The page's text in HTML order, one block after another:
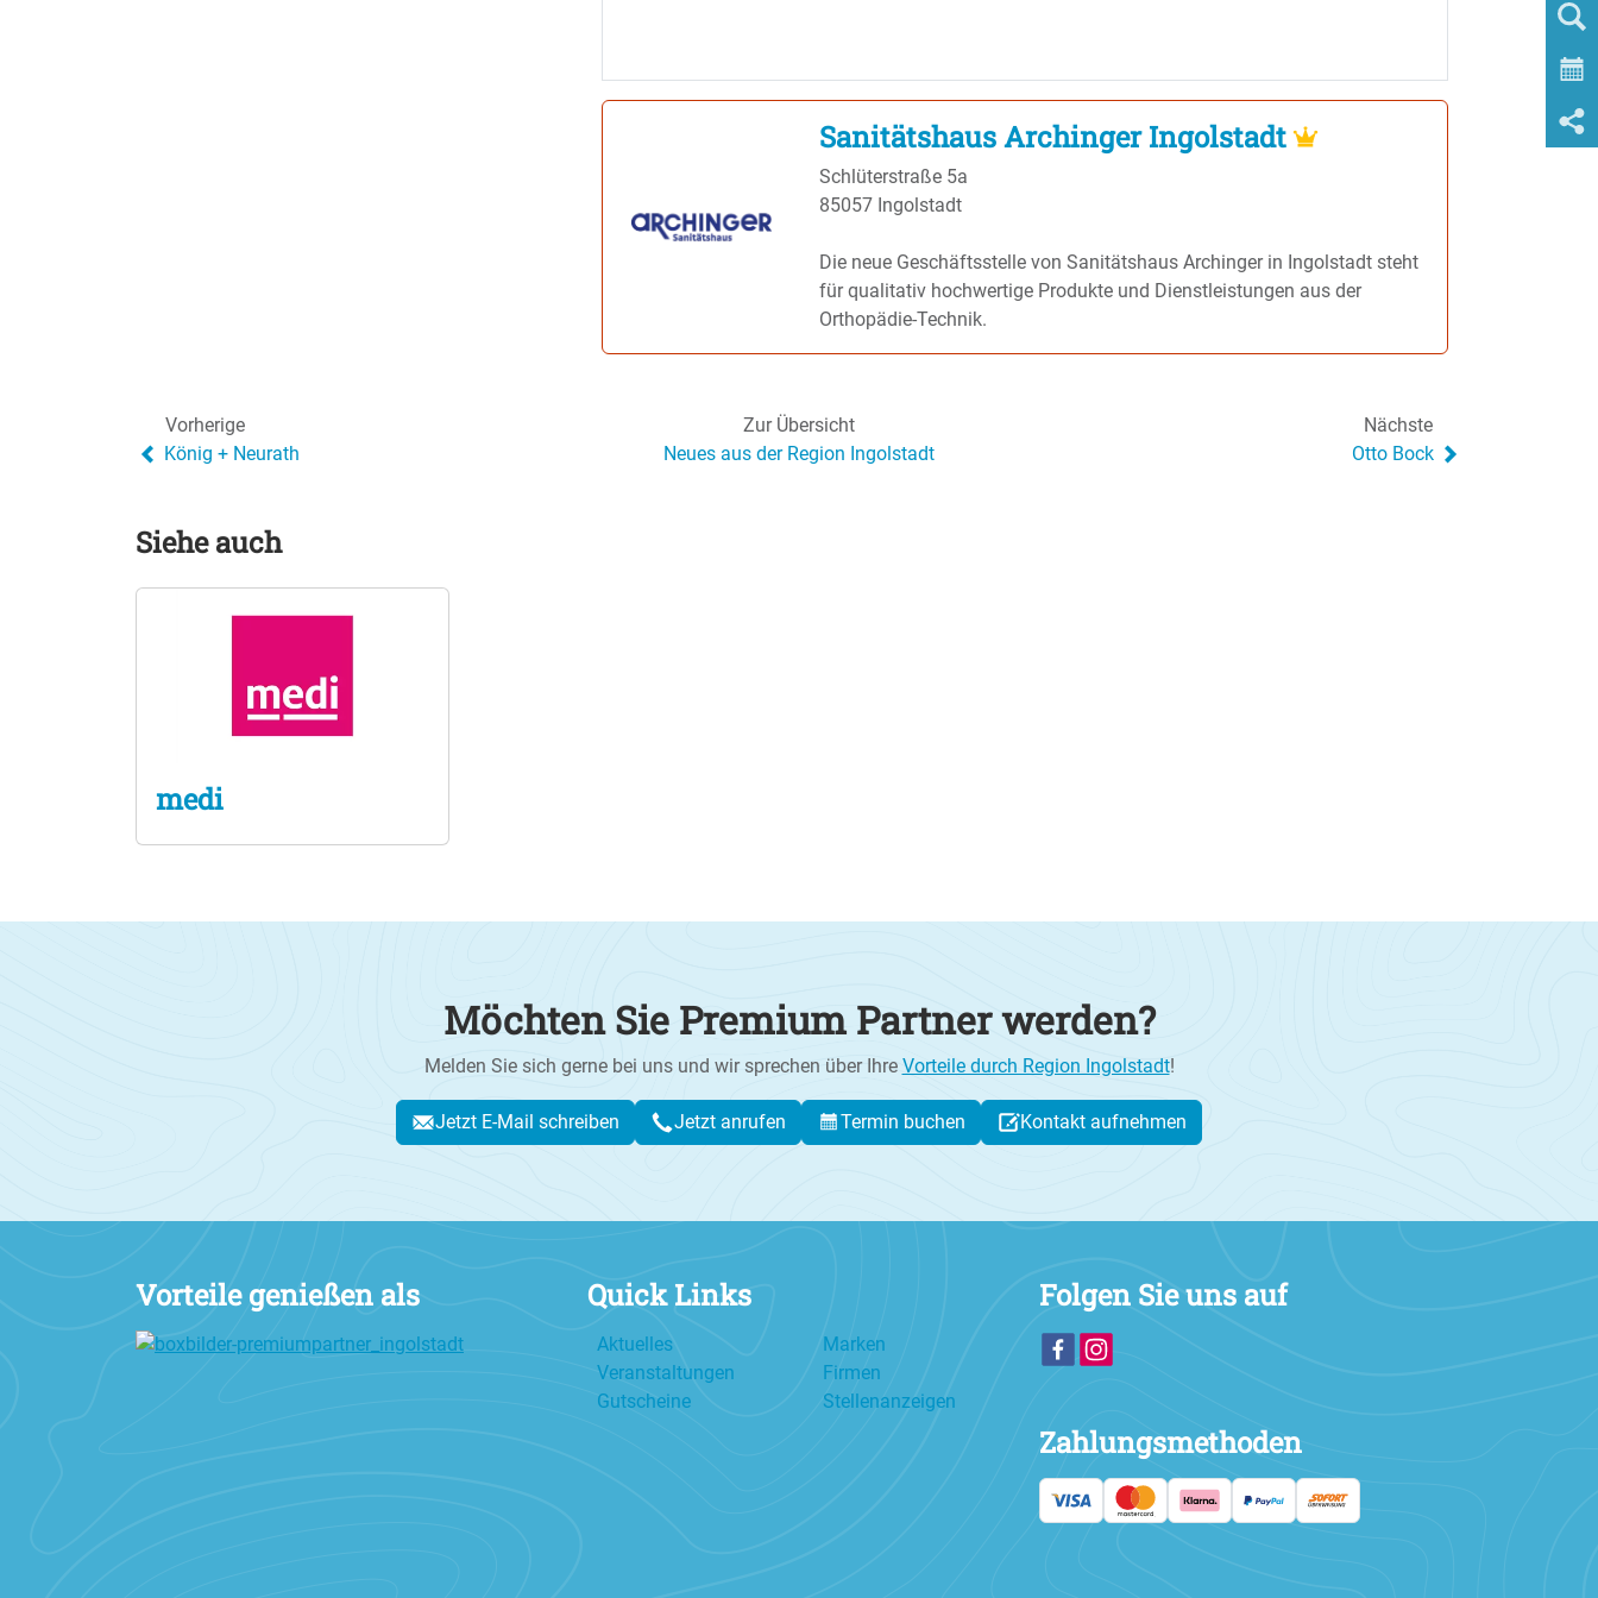
Sanitätshaus Archinger Ingolstadt
Schlüterstraße 5a
85057 Ingolstadt
Die neue Geschäftsstelle von Sanitätshaus Archinger in Ingolstadt steht
für qualitativ hochwertige Produkte und Dienstleistungen aus der
Orthopädie-Technik.
Vorherige
König + Neurath
Zur Übersicht
Neues aus der Region Ingolstadt
Nächste
Otto Bock
Siehe auch
medi
Möchten Sie Premium Partner werden?
Melden Sie sich gerne bei uns und wir sprechen über Ihre Vorteile durch Region Ingolstadt!
Jetzt E-Mail schreiben Jetzt anrufen Termin buchen Kontakt aufnehmen
Vorteile genießen als Quick Links
Aktuelles
Veranstaltungen
Gutscheine
Marken
Firmen
Stellenanzeigen
Folgen Sie uns auf
Zahlungsmethoden